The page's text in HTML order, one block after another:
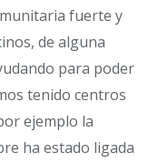
fuerte y
de alguna
para poder
tenido centros
ejemplo la
ha estado ligada